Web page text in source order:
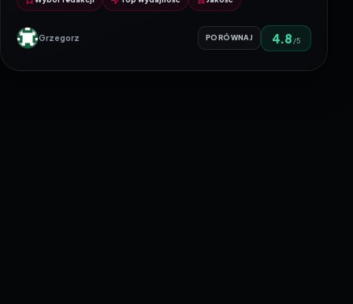
Grzegorz PORÓWNAJ 4.8 /5